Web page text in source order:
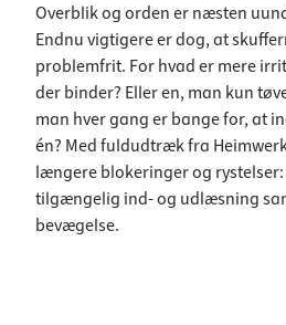
Overblik og orden er næsten
Endnu vigtigere er dog, at
problemfrit. For hvad er mere
der binder? Eller en, man kun
man hver gang er bange for, at
én? Med fuldudtræk fra
længere blokeringer og
tilgængelig ind- og udlæsning
bevægelse.